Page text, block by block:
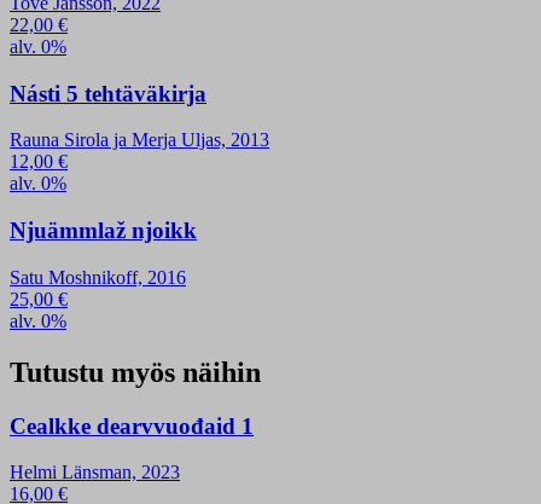
22,00 €
alv. 0%
Násti 5 tehtäväkirja
Rauna Sirola ja Merja Uljas, 2013
12,00 €
alv. 0%
Njuämmlaž njoikk
Satu Moshnikoff, 2016
25,00 €
alv. 0%
Tutustu myös näihin
Cealkke dearvvuođaid 1
Helmi Länsman, 2023
16,00 €